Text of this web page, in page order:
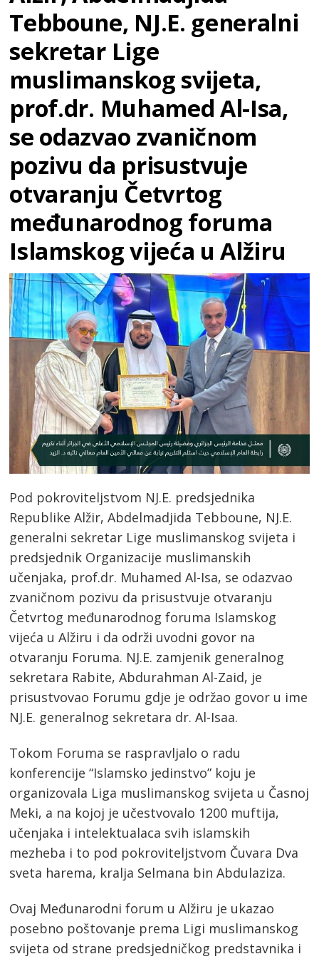
Tebboune, NJ.E. generalni
sekretar Lige
muslimanskog svijeta,
prof.dr. Muhamed Al-Isa,
se odazvao zvaničnom
pozivu da prisustvuje
otvaranju Četvrtog
međunarodnog foruma
Islamskog vijeća u Alžiru
Pod pokroviteljstvom NJ.E. predsjednika
Republike Alžir, Abdelmadjida Tebboune, NJ.E.
generalni sekretar Lige muslimanskog svijeta i
predsjednik Organizacije muslimanskih
učenjaka, prof.dr. Muhamed Al-Isa, se odazvao
zvaničnom pozivu da prisustvuje otvaranju
Četvrtog međunarodnog foruma Islamskog
vijeća u Alžiru i da održi uvodni govor na
otvaranju Foruma. NJ.E. zamjenik generalnog
sekretara Rabite, Abdurahman Al-Zaid, je
prisustvovao Forumu gdje je održao govor u ime
NJ.E. generalnog sekretara dr. Al-Isaa.
Tokom Foruma se raspravljalo o radu
konferencije “Islamsko jedinstvo” koju je
organizovala Liga muslimanskog svijeta u Časnoj
Meki, a na kojoj je učestvovalo 1200 muftija,
učenjaka i intelektualaca svih islamskih
mezheba i to pod pokroviteljstvom Čuvara Dva
sveta harema, kralja Selmana bin Abdulaziza.
Ovaj Međunarodni forum u Alžiru je ukazao
posebno poštovanje prema Ligi muslimanskog
svijeta od strane predsjedničkog predstavnika i